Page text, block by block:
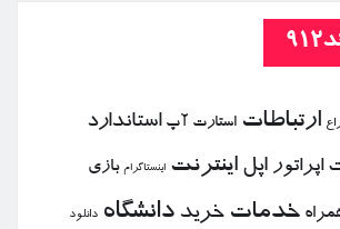
ارتباطات استارت آپ استاندارد
اپراتور اپل اینترنت اینستاگرام بازی
خدمات خرید دانشگاه دانلود